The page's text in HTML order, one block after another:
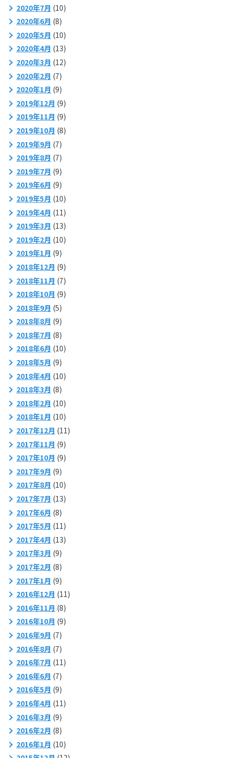
2020年7月 (10)
2020年6月 (8)
2020年5月 (10)
2020年4月 (13)
2020年3月 (12)
2020年2月 (7)
2020年1月 (9)
2019年12月 (9)
2019年11月 (9)
2019年10月 (8)
2019年9月 (7)
2019年8月 (7)
2019年7月 (9)
2019年6月 (9)
2019年5月 (10)
2019年4月 (11)
2019年3月 (13)
2019年2月 (10)
2019年1月 (9)
2018年12月 (9)
2018年11月 (7)
2018年10月 (9)
2018年9月 (5)
2018年8月 (9)
2018年7月 (8)
2018年6月 (10)
2018年5月 (9)
2018年4月 (10)
2018年3月 (8)
2018年2月 (10)
2018年1月 (10)
2017年12月 (11)
2017年11月 (9)
2017年10月 (9)
2017年9月 (9)
2017年8月 (10)
2017年7月 (13)
2017年6月 (8)
2017年5月 (11)
2017年4月 (13)
2017年3月 (9)
2017年2月 (8)
2017年1月 (9)
2016年12月 (11)
2016年11月 (8)
2016年10月 (9)
2016年9月 (7)
2016年8月 (7)
2016年7月 (11)
2016年6月 (7)
2016年5月 (9)
2016年4月 (11)
2016年3月 (9)
2016年2月 (8)
2016年1月 (10)